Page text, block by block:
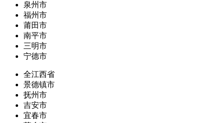
泉州市
福州市
莆田市
南平市
三明市
宁德市
全江西省
景德镇市
抚州市
吉安市
宜春市